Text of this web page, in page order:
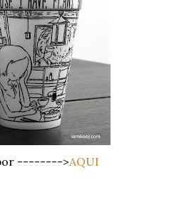
por -------->AQUI